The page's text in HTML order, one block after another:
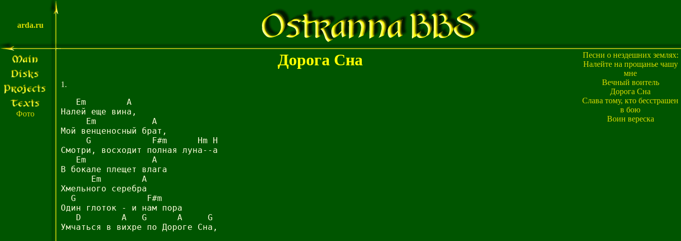
arda.ru
Фото
Песни о нездешних землях:
Налейте на прощанье чашу
мне
Вечный воитель
Дорога Сна
Слава тому, кто бесстрашен
в бою
Воин вереска
Дорога Сна
1.
   Em        A
Налей еще вина,
     Em           A
Мой венценосный брат,
     G            F#m      Hm H
Смотри, восходит полная луна--а
   Em             A
В бокале плещет влага
      Em        A
Хмельного серебра
  G              F#m
Один глоток - и нам пора
   D        A   G      A     G
Умчаться в вихре по Дороге Сна,